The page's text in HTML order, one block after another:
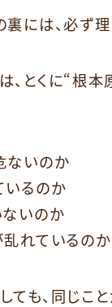
には、必ず理
、とくに“根本
ないのか
いるのか
ないのか
乱れているのか
ても、同じこ